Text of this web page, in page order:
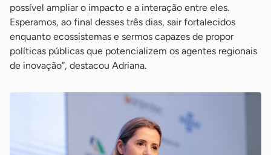
possível ampliar o impacto e a interação entre eles.
Esperamos, ao final desses três dias, sair fortalecidos
enquanto ecossistemas e sermos capazes de propor
políticas públicas que potencializem os agentes regionais
de inovação”, destacou Adriana.